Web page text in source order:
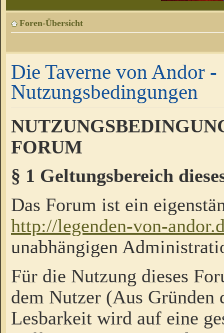
Foren-Übersicht
Die Taverne von Andor -
Nutzungsbedingungen
FORUM
§ 1 Geltungsbereich
Das Forum ist ein
http://legenden-von-
unabhängigen
Für die Nutzung dieses
dem Nutzer (Aus Gründen
Lesbarkeit wird auf eine